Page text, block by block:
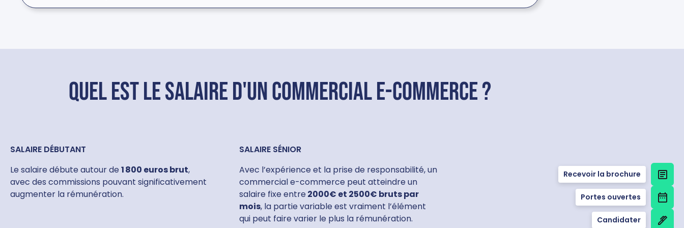
Quel est le salaire d'un commercial e-commerce ?
SALAIRE DÉBUTANT
Le salaire débute autour de 1 800 euros brut,
avec des commissions pouvant significativement
augmenter la rémunération.
SALAIRE SÉNIOR
Avec l’expérience et la prise de responsabilité, un
commercial e-commerce peut atteindre un
salaire fixe entre 2000€ et 2500€ bruts par
mois, la partie variable est vraiment l’élément
qui peut faire varier le plus la rémunération.
Recevoir la brochure
Portes ouvertes
Candidater